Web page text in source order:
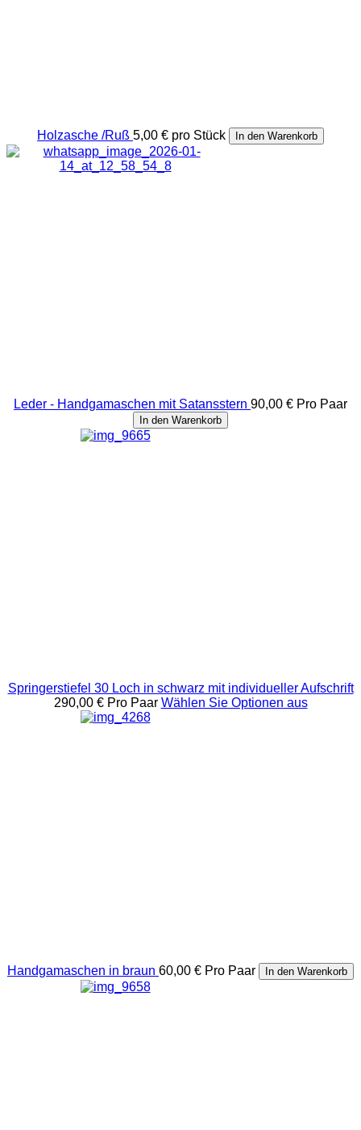
Holzasche /Ruß 5,00 € pro Stück In den Warenkorb
Leder - Handgamaschen mit Satansstern 90,00 € Pro Paar
In den Warenkorb
Springerstiefel 30 Loch in schwarz mit individueller Aufschrift
290,00 € Pro Paar Wählen Sie Optionen aus
Handgamaschen in braun 60,00 € Pro Paar In den Warenkorb